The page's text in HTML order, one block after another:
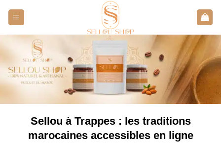
Sellou à Trappes : les traditions
marocaines accessibles en ligne